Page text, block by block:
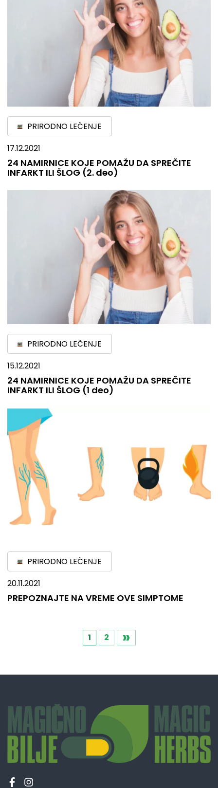
PRIRODNO LEČENJE
17.12.2021
24 NAMIRNICE KOJE POMAŽU DA SPREČITE
INFARKT ILI ŠLOG (2. deo)
PRIRODNO LEČENJE
15.12.2021
24 NAMIRNICE KOJE POMAŽU DA SPREČITE
INFARKT ILI ŠLOG (1 deo)
PRIRODNO LEČENJE
20.11.2021
PREPOZNAJTE NA VREME OVE SIMPTOME
1 2 »